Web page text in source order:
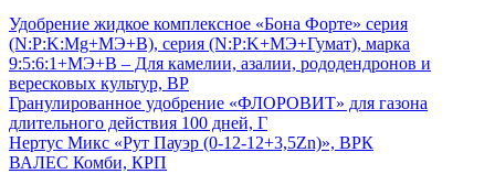
Удобрение жидкое комплексное «Бона Форте» серия
(N:P:K:Mg+МЭ+В), серия (N:P:K+МЭ+Гумат), марка
9:5:6:1+МЭ+В – Для камелии, азалии, рододендронов и
вересковых культур, ВР
Гранулированное удобрение «ФЛОРОВИТ» для газона
длительного действия 100 дней, Г
Нертус Микс «Рут Пауэр (0-12-12+3,5Zn)», ВРК
ВАЛЕС Комби, КРП